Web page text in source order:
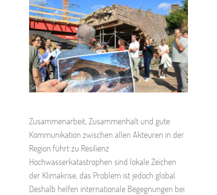
Zusammenarbeit, Zusammenhalt und gute
Kommunikation zwischen allen Akteuren in der
Region führt zu Resilienz
Hochwasserkatastrophen sind lokale Zeichen
der Klimakrise, das Problem ist jedoch global.
Deshalb helfen internationale Begegnungen bei